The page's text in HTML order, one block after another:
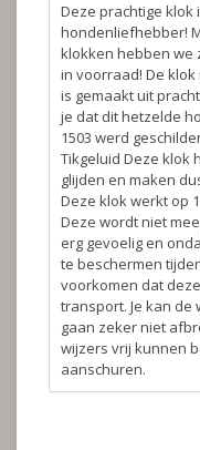
Deze prachtige
hondenliefhebber!
klokken hebben we
in voorraad! De
is gemaakt uit
je dat dit hetzelde
1503 werd
Tikgeluid Deze klok
glijden en maken
Deze klok werkt op
Deze wordt niet
erg gevoelig en
te beschermen
voorkomen dat
transport. Je kan de
gaan zeker niet
wijzers vrij kunnen
aanschuren.